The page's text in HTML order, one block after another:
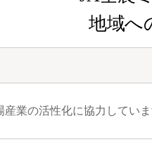
地域へ
産業の活性化に協力していま